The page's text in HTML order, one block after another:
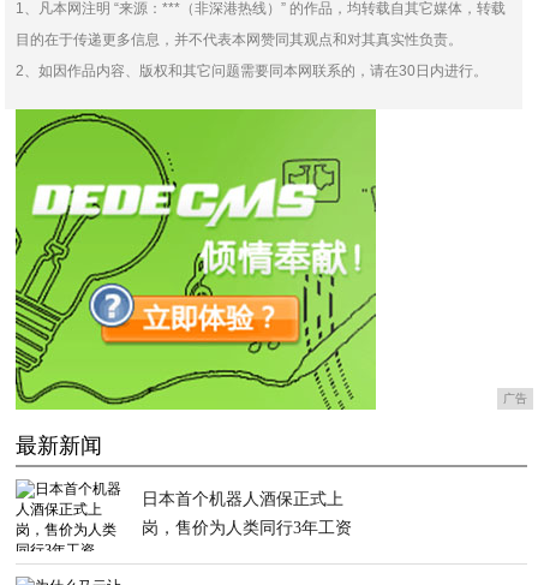
1、凡本网注明 “来源：***（非深港热线）” 的作品，均转载自其它媒体，转载
目的在于传递更多信息，并不代表本网赞同其观点和对其真实性负责。
2、如因作品内容、版权和其它问题需要同本网联系的，请在30日内进行。
广告
最新新闻
日本首个机器人酒保正式上
岗，售价为人类同行3年工资